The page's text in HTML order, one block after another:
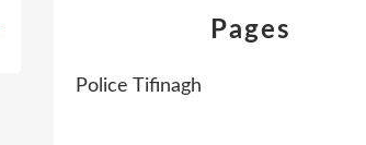
Pages
Police Tifinagh